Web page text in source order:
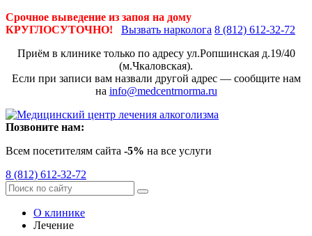
Срочное выведение из запоя на дому
КРУГЛОСУТОЧНО!
Вызвать нарколога 8 (812) 612-32-72
Приём в клинике только по адресу ул.Ропшинская д.19/40
(м.Чкаловская).
Если при записи вам назвали другой адрес — сообщите нам
на info@medcentrnorma.ru
Позвоните нам:
Всем посетителям сайта -5% на все услуги
8 (812) 612-32-72
О клинике
Лечение